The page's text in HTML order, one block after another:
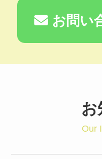
お問い
お
Our